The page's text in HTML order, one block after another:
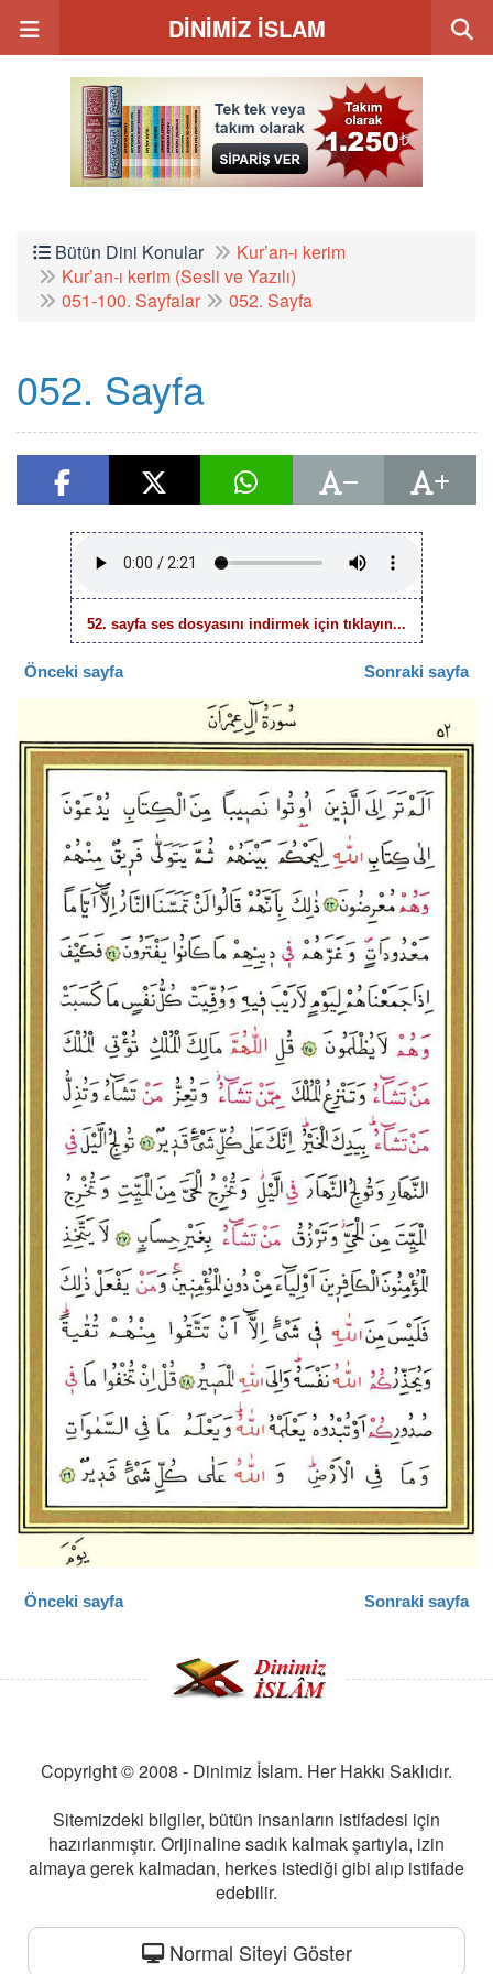
DİNİMİZ İSLAM
Bütün Dini Konular
Kur’an-ı kerim
Kur’an-ı kerim (Sesli ve Yazılı)
051-100. Sayfalar
052. Sayfa
052. Sayfa
52. sayfa ses dosyasını indirmek için tıklayın...
Önceki sayfa Sonraki sayfa
Önceki sayfa Sonraki sayfa
Copyright © 2008 - Dinimiz İslam. Her Hakkı Saklıdır.
Sitemizdeki bilgiler, bütün insanların istifadesi için
hazırlanmıştır. Orijinaline sadık kalmak şartıyla, izin
almaya gerek kalmadan, herkes istediği gibi alıp istifade
edebilir.
Normal Siteyi Göster